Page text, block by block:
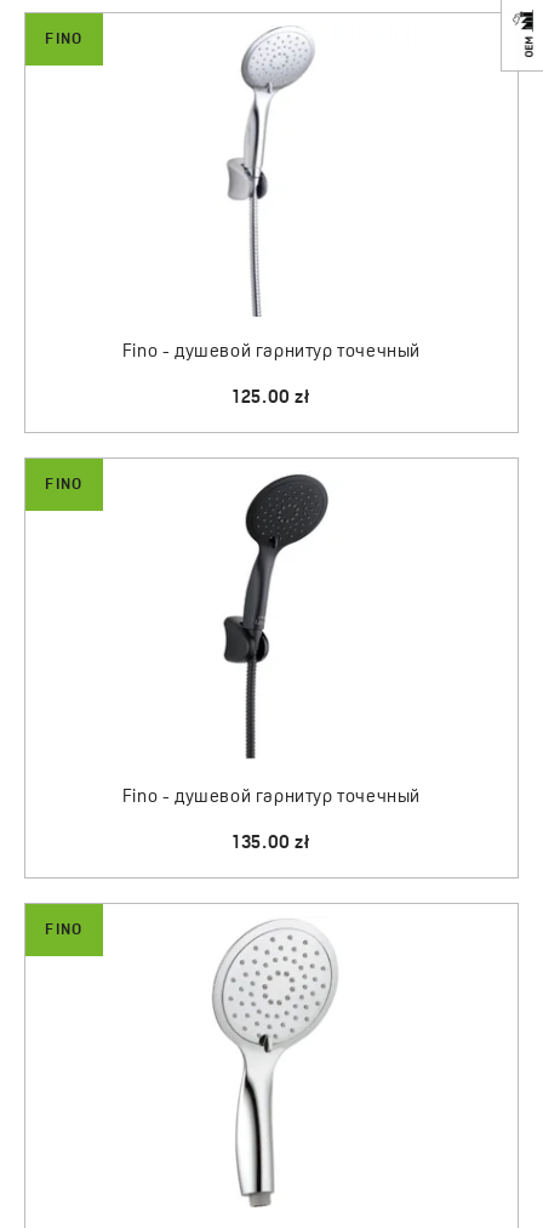
FINO
Fino - душевой гарнитур точечный
125.00 zł
FINO
Fino - душевой гарнитур точечный
135.00 zł
FINO